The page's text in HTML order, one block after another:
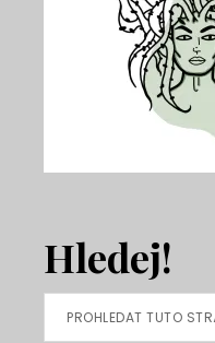
Hledej!
Prohledat